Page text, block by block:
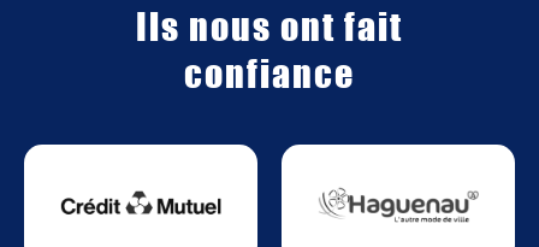
Ils nous ont fait
confiance